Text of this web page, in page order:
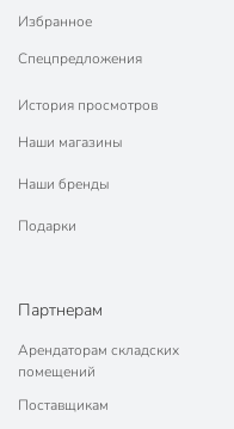
Избранное
Спецпредложения
История просмотров
Наши магазины
Наши бренды
Подарки
Партнерам
Арендаторам складских
помещений
Поставщикам